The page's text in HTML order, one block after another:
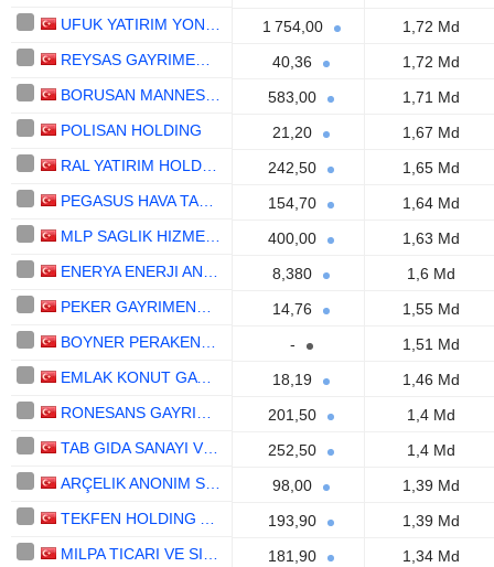
1 754,00
1,72 Md
40,36
1,72 Md
583,00
1,71 Md
POLISAN HOLDING
21,20
1,67 Md
242,50
1,65 Md
154,70
1,64 Md
400,00
1,63 Md
8,380
1,6 Md
14,76
1,55 Md
-
1,51 Md
EMLAK KONUT GAYRIMENKUL YATIRIM ORTAKLIGI
18,19
1,46 Md
201,50
1,4 Md
TAB GIDA SANAYI VE TICARET
252,50
1,4 Md
98,00
1,39 Md
193,90
1,39 Md
181,90
1,34 Md